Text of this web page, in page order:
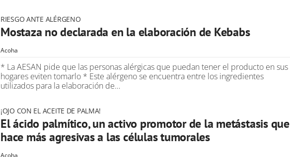
RIESGO ANTE ALÉRGENO
Mostaza no declarada en la elaboración de Kebabs
Acoha
* La AESAN pide que las personas alérgicas que puedan tener el producto en sus
hogares eviten tomarlo * Este alérgeno se encuentra entre los ingredientes
utilizados para la elaboración de…
¡OJO CON EL ACEITE DE PALMA!
El ácido palmítico, un activo promotor de la metástasis que
hace más agresivas a las células tumorales
Acoha